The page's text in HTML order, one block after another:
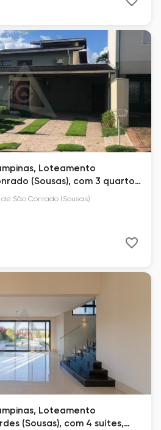
Loteamento
(Sousas), com 3 quartos,
São Conrado (Sousas)
Loteamento
(Sousas), com 4 suítes,